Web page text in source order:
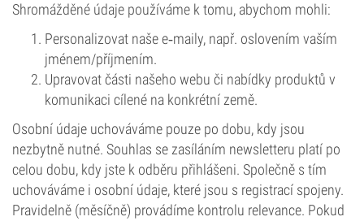
Shromážděné údaje používáme k tomu, abychom mohli:
Personalizovat naše e‑maily, např. oslovením vaším
jménem/příjmením.
Upravovat části našeho webu či nabídky produktů v
komunikaci cílené na konkrétní země.
Osobní údaje uchováváme pouze po dobu, kdy jsou
nezbytně nutné. Souhlas se zasíláním newsletteru platí po
celou dobu, kdy jste k odběru přihlášeni. Společně s tím
uchováváme i osobní údaje, které jsou s registrací spojeny.
Pravidelně (měsíčně) provádíme kontrolu relevance. Pokud